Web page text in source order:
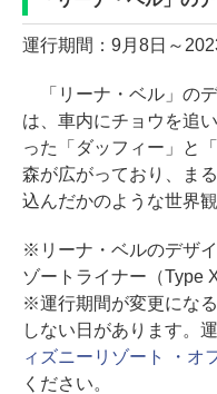
運行期間：9月8日～
「リーナ・ベル」の
は、車内にチョウを追
った「ダッフィー」と
森が広がっており、ま
込んだかのような世界
※リーナ・ベルのデザ
ゾートライナー（Type
※運行期間が変更にな
しない日があります。
ィズニーリゾート ・オ
ください。